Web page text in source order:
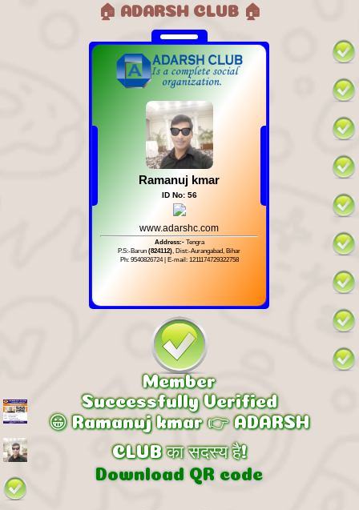
🏠 ADARSH CLUB 🏠
Ramanuj kmar
ID No: 56
www.adarshc.com
Address:- Tengra
P.S:-Barun(824112), Dist:-Aurangabad, Bihar
Ph: 9540826724 | E-mail: 1211174729322758
Member
Successfully Verified
😀 Ramanuj kmar 👉 ADARSH
CLUB का सदस्य है!
Download QR code